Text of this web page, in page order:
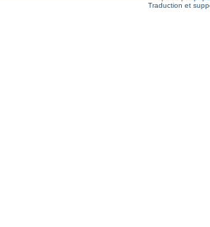
Traduction et